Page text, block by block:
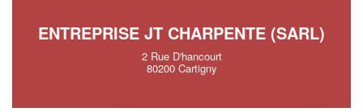
ENTREPRISE JT CHARPENTE (SARL)
2 Rue D'hancourt
80200 Cartigny